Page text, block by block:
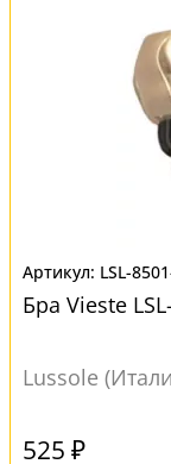
LSL-
Бра Vieste
Lussole
525 ₽